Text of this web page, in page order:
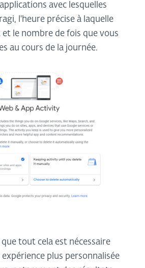
avec lesquelles
l'heure précise à laquelle
le nombre de fois que vous
au cours de la journée.
tout cela est nécessaire
plus personnalisée